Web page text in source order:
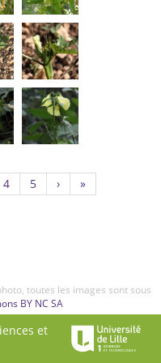
4Page
4
5Page
5
› »
toutes les images sont sous
BY NC SA
et